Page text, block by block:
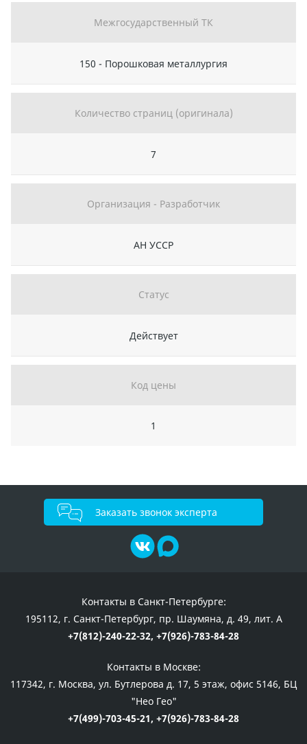
Межгосударственный ТК
150 - Порошковая металлургия
Количество страниц (оригинала)
7
Организация - Разработчик
АН УССР
Статус
Действует
Код цены
1
Заказать звонок эксперта
Контакты в Санкт-Петербурге:
195112, г. Санкт-Петербург, пр. Шаумяна, д. 49, лит. А
+7(812)-240-22-32, +7(926)-783-84-28
Контакты в Москве:
117342, г. Москва, ул. Бутлерова д. 17, 5 этаж, офис 5146, БЦ
"Нео Гео"
+7(499)-703-45-21, +7(926)-783-84-28